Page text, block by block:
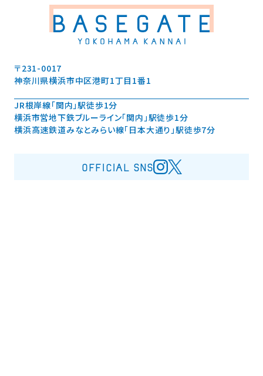
〒231-0017
神奈川県横浜市中区港町1丁目1番1
JR根岸線「関内」駅徒歩1分
横浜市営地下鉄ブルーライン「関内」駅徒歩1分
横浜高速鉄道みなとみらい線「日本大通り」駅徒歩7分
OFFICIAL SNS